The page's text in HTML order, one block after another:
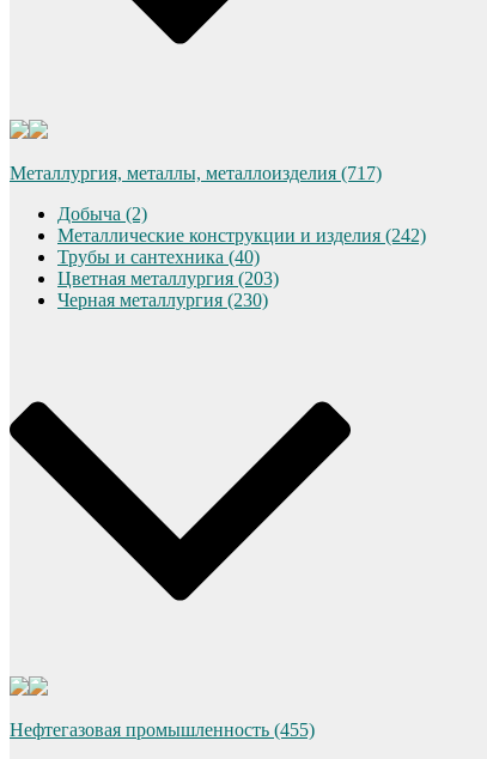
Металлургия, металлы, металлоизделия (717)
Добыча (2)
Металлические конструкции и изделия (242)
Трубы и сантехника (40)
Цветная металлургия (203)
Черная металлургия (230)
Нефтегазовая промышленность (455)